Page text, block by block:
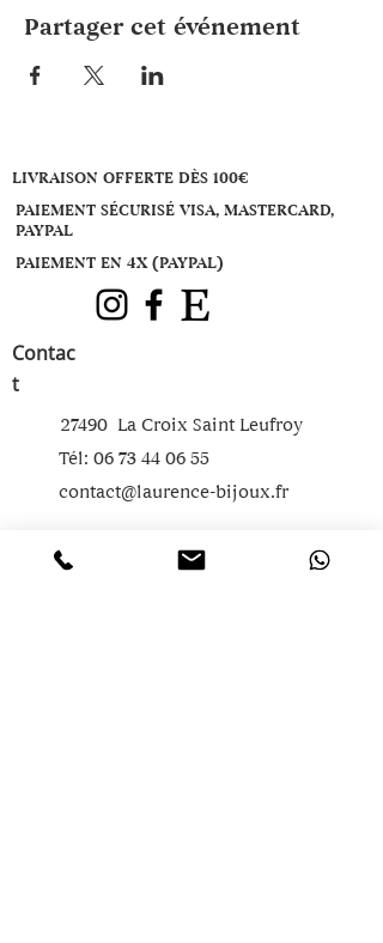
Partager cet événement
LIVRAISON OFFERTE DÈS 100€
PAIEMENT SÉCURISÉ VISA, MASTERCARD,
PAYPAL
PAIEMENT EN 4X (PAYPAL)
Contac
t
27490 La Croix Saint Leufroy
Tél: 06 73 44 06 55
contact@laurence-bijoux.fr
Tous les bijoux